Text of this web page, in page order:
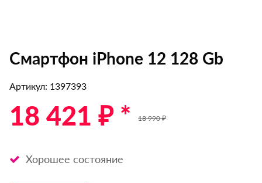
Смартфон iPhone 12 128 Gb
Артикул: 1397393
18 421 ₽ * 18 990 ₽
Хорошее состояние